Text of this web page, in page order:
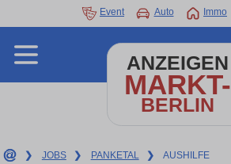
Event Auto Immo
ANZEIGEN
MARKT-
BERLIN
❯ JOBS ❯ PANKETAL ❯ AUSHILFE